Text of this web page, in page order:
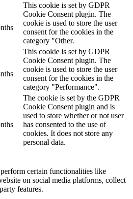
This cookie is set by GDPR
Cookie Consent plugin. The
cookie is used to store the user
consent for the cookies in the
category "Other.
This cookie is set by GDPR
Cookie Consent plugin. The
cookie is used to store the user
consent for the cookies in the
category "Performance".
The cookie is set by the GDPR
Cookie Consent plugin and is
used to store whether or not user
has consented to the use of
cookies. It does not store any
personal data.
certain functionalities like
on social media platforms, collect
features.